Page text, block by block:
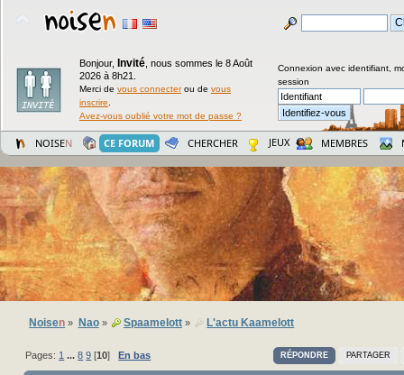
Bonjour, Invité nous sommes le 8 Août
2026 à 8h21.
Merci de vous connecterou de vous
inscrire
Avez-vous oublié votre mot de passe ?
Connexion avec identifiant,
session
NOISEN CE FORUM CHERCHER JEUX MEMBRES
Noisen » Nao» Spaamelott» L'actu Kaamelott
RÉPONDRE PARTAGER
Pages: 1 ...8 9 [10]En bas